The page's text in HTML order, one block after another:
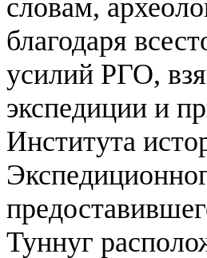
словам,
благодаря
усилий РГО,
экспедиции и
Института
Туннуг